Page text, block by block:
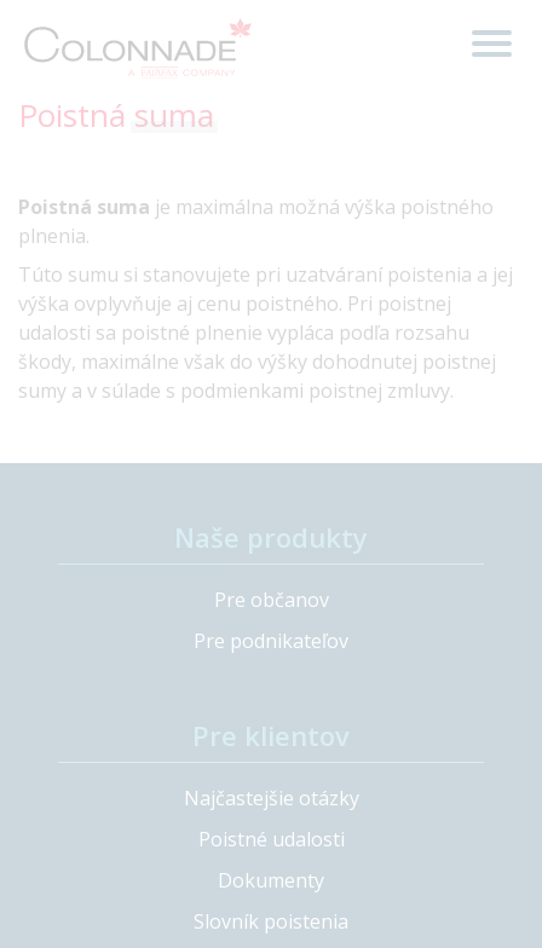
Poistná suma
Poistná suma je maximálna možná výška poistného
plnenia.
Túto sumu si stanovujete pri uzatváraní poistenia a jej
výška ovplyvňuje aj cenu poistného. Pri poistnej
udalosti sa poistné plnenie vypláca podľa rozsahu
škody, maximálne však do výšky dohodnutej poistnej
sumy a v súlade s podmienkami poistnej zmluvy.
Pre občanov
Pre podnikateľov
Najčastejšie otázky
Poistné udalosti
Dokumenty
Slovník poistenia